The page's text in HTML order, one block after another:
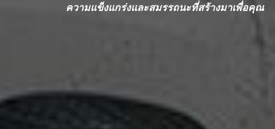
ความแข็งแกร่งและสมรรถนะที่สร้างมาเพื่อคุณ